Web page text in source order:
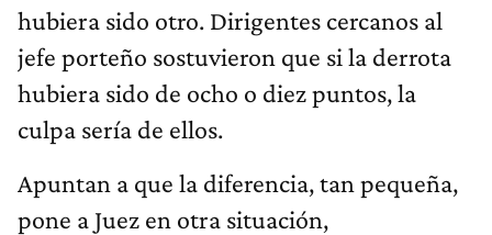
hubiera sido otro. Dirigentes cercanos al
jefe porteño sostuvieron que si la derrota
hubiera sido de ocho o diez puntos, la
culpa sería de ellos.
Apuntan a que la diferencia, tan pequeña,
pone a Juez en otra situación,